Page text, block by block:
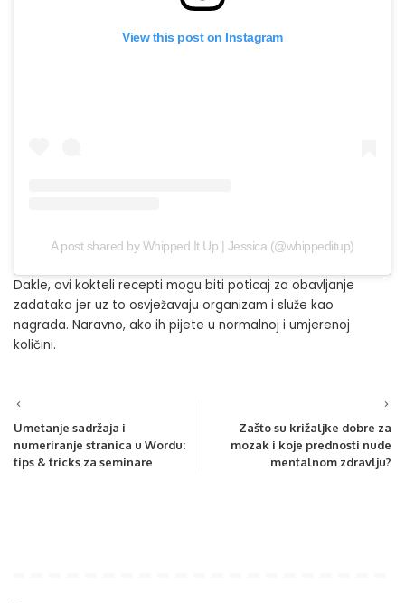
View this post on Instagram
A post shared by Whipped It Up | Jessica (@whippeditup)
Dakle, ovi kokteli recepti mogu biti poticaj za obavljanje
zadataka jer uz to osvježavaju organizam i služe kao
nagrada. Naravno, ako ih pijete u normalnoj i umjerenoj
količini.
Umetanje sadržaja i
numeriranje stranica u Wordu:
tips & tricks za seminare
Zašto su križaljke dobre za
mozak i koje prednosti nude
mentalnom zdravlju?